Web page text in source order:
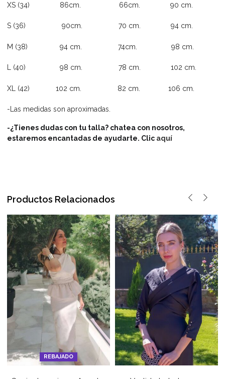
XS (34) 86cm. 66cm. 90 cm.
S (36) 90cm. 70 cm. 94 cm.
M (38) 94 cm. 74cm. 98 cm.
L (40) 98 cm. 78 cm. 102 cm.
XL (42) 102 cm. 82 cm. 106 cm.
-Las medidas son aproximadas.
-¿Tienes dudas con tu talla? chatea con nosotros,
estaremos encantadas de ayudarte. Clic aquí
Productos Relacionados
REBAJADO